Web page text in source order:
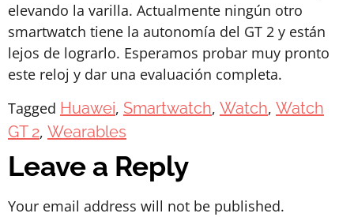
elevando la varilla. Actualmente ningún otro
smartwatch tiene la autonomía del GT 2 y están
lejos de lograrlo. Esperamos probar muy pronto
este reloj y dar una evaluación completa.
Tagged Huawei, Smartwatch, Watch, Watch
GT 2, Wearables
Leave a Reply
Your email address will not be published.